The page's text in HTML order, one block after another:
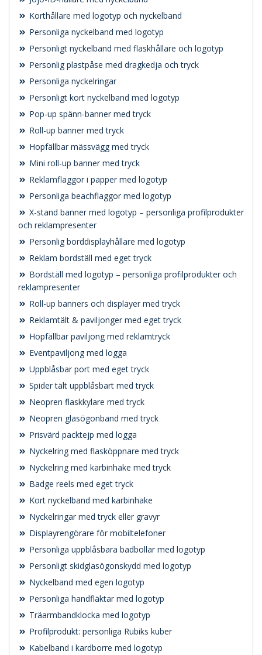
Korthållare med logotyp och nyckelband
Personliga nyckelband med logotyp
Personligt nyckelband med flaskhållare och logotyp
Personlig plastpåse med dragkedja och tryck
Personliga nyckelringar
Personligt kort nyckelband med logotyp
Pop-up spänn-banner med tryck
Roll-up banner med tryck
Hopfällbar mässvägg med tryck
Mini roll-up banner med tryck
Reklamflaggor i papper med logotyp
Personliga beachflaggor med logotyp
X-stand banner med logotyp – personliga profilprodukter
och reklampresenter
Personlig borddisplayhållare med logotyp
Reklam bordställ med eget tryck
Bordställ med logotyp – personliga profilprodukter och
reklampresenter
Roll-up banners och displayer med tryck
Reklamtält & paviljonger med eget tryck
Hopfällbar paviljong med reklamtryck
Eventpaviljong med logga
Uppblåsbar port med eget tryck
Spider tält uppblåsbart med tryck
Neopren flaskkylare med tryck
Neopren glasögonband med tryck
Prisvärd packtejp med logga
Nyckelring med flasköppnare med tryck
Nyckelring med karbinhake med tryck
Badge reels med eget tryck
Kort nyckelband med karbinhake
Nyckelringar med tryck eller gravyr
Displayrengörare för mobiltelefoner
Personliga uppblåsbara badbollar med logotyp
Personligt skidglasögonskydd med logotyp
Nyckelband med egen logotyp
Personliga handfläktar med logotyp
Träarmbandklocka med logotyp
Profilprodukt: personliga Rubiks kuber
Kabelband i kardborre med logotyp